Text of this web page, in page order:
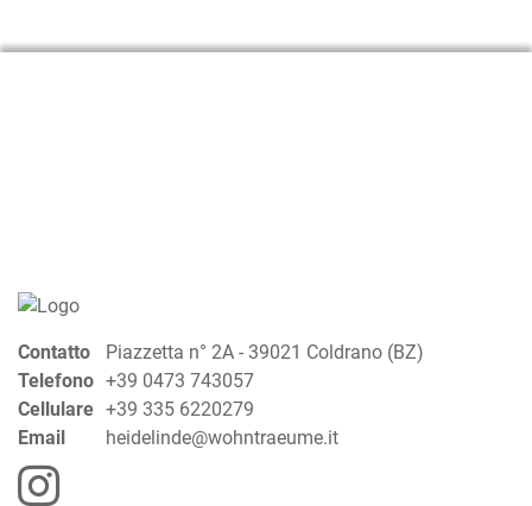
Contatto
Piazzetta n° 2A - 39021 Coldrano (BZ)
Telefono +39 0473 743057
Cellulare +39 335 6220279
Email
heidelinde@wohntraeume.it